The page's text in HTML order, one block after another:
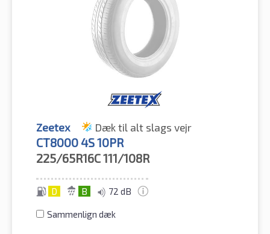
Zeetex Dæk til alt slags vejr
CT8000 4S 10PR
225/65R16C111/108R
D B 72 dB
Sammenlign dæk